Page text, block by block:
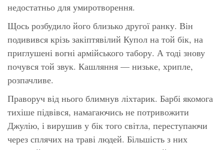
недостатньо для умиротворення.
Щось розбудило його близько другої ранку. Він
подивився крізь закіптявілий Купол на той бік, на
приглушені вогні армійського табору. А тоді знову
почувся той звук. Кашляння — низьке, хрипле,
розпачливе.
Праворуч від нього блимнув ліхтарик. Барбі якомога
тихіше підвівся, намагаючись не потривожити
Джулію, і вирушив у бік того світла, переступаючи
через сплячих на траві людей. Більшість з них